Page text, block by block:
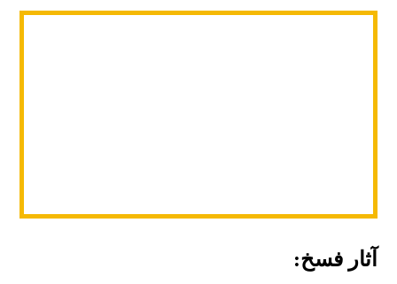
آثار فسخ: